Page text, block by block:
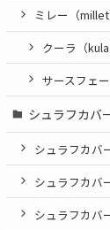
ミレー（millet
クーラ（kula
サースフェー
シュラフカバ
シュラフカバ
シュラフカバ
シュラフカバ